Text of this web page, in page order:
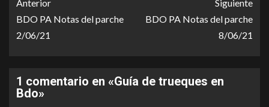
desgastado
Roca misteriosa
Herramienta de reparación de
Anterior
BDO PA Notas del parche
2/06/21
Siguiente
BDO PA Notas del parche
8/06/21
1 comentario en «Guía de trueques en
Bdo»